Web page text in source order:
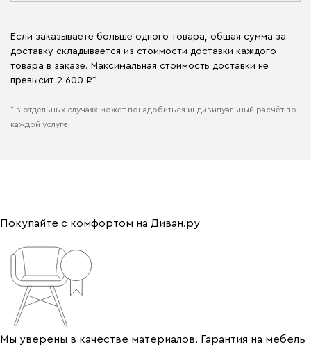
Если заказываете больше одного товара, общая сумма за
доставку складывается из стоимости доставки каждого
товара в заказе. Максимальная стоимость доставки не
превысит 2 600 ₽*
* в отдельных случаях может понадобиться индивидуальный расчёт по
каждой услуге.
Покупайте с комфортом на Диван.ру
Мы уверены в качестве материалов. Гарантия на мебель